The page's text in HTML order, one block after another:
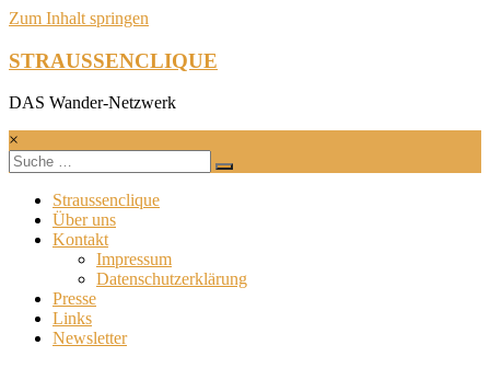
Zum Inhalt springen
STRAUSSENCLIQUE
DAS Wander-Netzwerk
×
Straussenclique
Über uns
Kontakt
Impressum
Datenschutzerklärung
Presse
Links
Newsletter